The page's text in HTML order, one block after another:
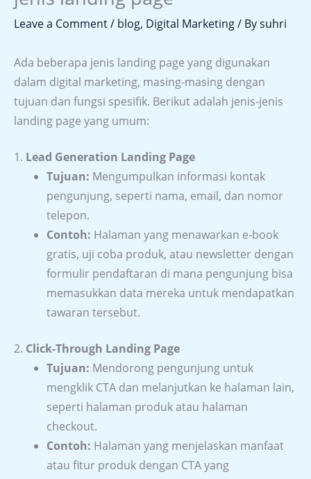
Leave a Comment/ blog, Digital Marketing/ Bysuhri
Ada beberapa jenis landing page yang digunakan
dalam digital marketing, masing-masing dengan
tujuan dan fungsi spesifik. Berikut adalah jenis-jenis
landing page yang umum:
1. Lead Generation Landing Page
Tujuan: Mengumpulkan informasi kontak
pengunjung, seperti nama, email, dan nomor
telepon.
Contoh: Halaman yang menawarkan e-book
gratis, uji coba produk, atau newsletter dengan
formulir pendaftaran di mana pengunjung bisa
memasukkan data mereka untuk mendapatkan
tawaran tersebut.
2. Click-Through Landing Page
Tujuan: Mendorong pengunjung untuk
mengklik CTA dan melanjutkan ke halaman lain,
seperti halaman produk atau halaman
checkout.
Contoh: Halaman yang menjelaskan manfaat
atau fitur produk dengan CTA yang